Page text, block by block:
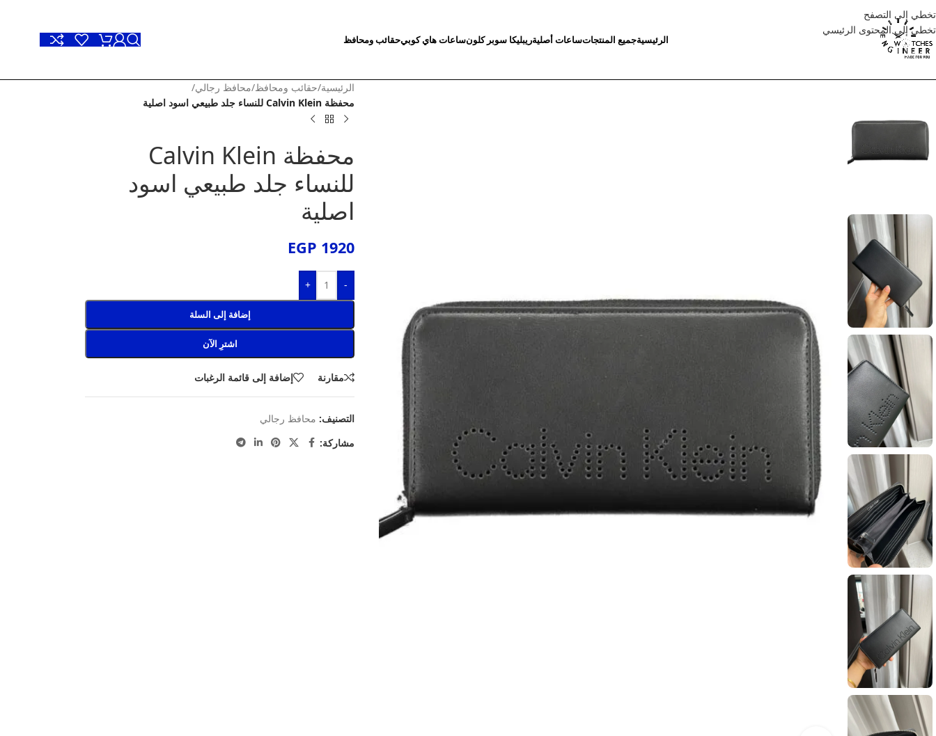
تخطي إلى التصفح
تخطي إلى المحتوى الرئيسي
الرئيسيةجميع المنتجاتساعات أصليةريبليكا سوبر كلونساعات هاي كوبيحقائب ومحافظ
الرئيسية/حقائب ومحافظ/محافظ رجالي/
محفظة Calvin Klein للنساء جلد طبيعي اسود اصلية
محفظة Calvin Klein
للنساء جلد طبيعي اسود
اصلية
EGP 1920
-
+
إضافة إلى السلة
اشترِ الآن
مقارنة إضافة إلى قائمة الرغبات
التصنيف: محافظ رجالي
مشاركة: